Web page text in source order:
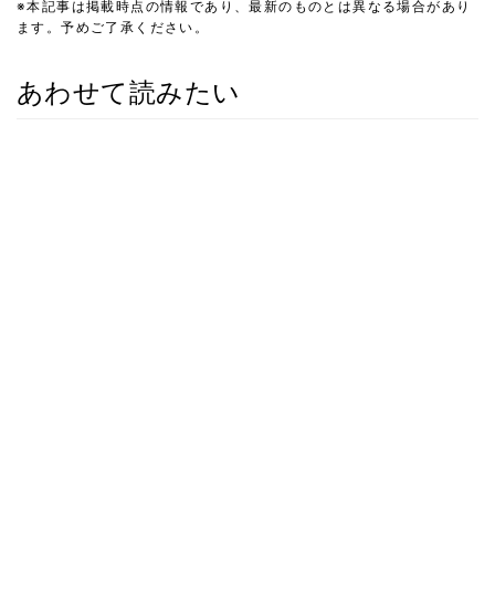
※本記事は掲載時点の情報であり、最新のものとは異なる場合があり
ます。予めご了承ください。
あわせて読みたい